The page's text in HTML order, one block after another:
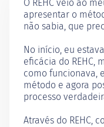
O REHC veio ao
apresentar o
não sabia, que
No início, eu
eficácia do REHC,
como funcionava,
método e agora
processo
Através do REHC,